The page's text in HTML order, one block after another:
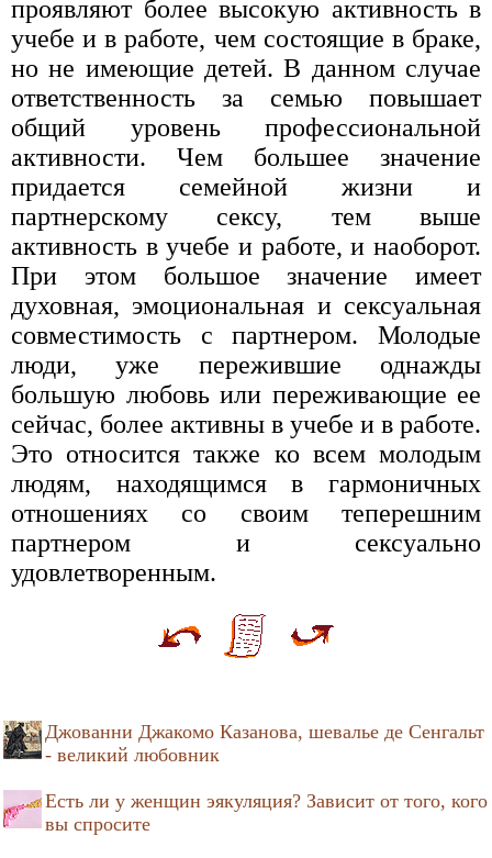
проявляют более высокую активность в
учебе и в работе, чем состоящие в браке,
но не имеющие детей. В данном случае
ответственность за семью повышает
общий уровень профессиональной
активности. Чем большее значение
придается семейной жизни и
партнерскому сексу, тем выше
активность в учебе и работе, и наоборот.
При этом большое значение имеет
духовная, эмоциональная и сексуальная
совместимость с партнером. Молодые
люди, уже пережившие однажды
большую любовь или переживающие ее
сейчас, более активны в учебе и в работе.
Это относится также ко всем молодым
людям, находящимся в гармоничных
отношениях со своим теперешним
партнером и сексуально
удовлетворенным.
Джованни Джакомо Казанова, шевалье де Сенгальт
- великий любовник
Есть ли у женщин эякуляция? Зависит от того, кого
вы спросите